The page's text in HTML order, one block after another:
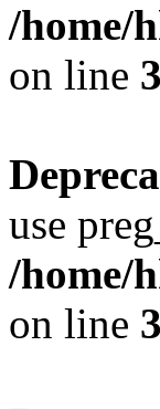
/home/
on line
use
/home/
on line